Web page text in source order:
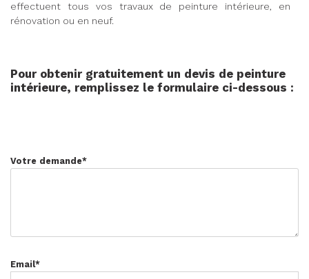
effectuent tous vos travaux de peinture intérieure, en
rénovation ou en neuf.
Pour obtenir gratuitement un devis de peinture
intérieure, remplissez le formulaire ci-dessous :
Votre demande*
Email*